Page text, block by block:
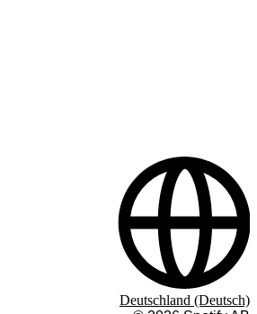
Deutschland (Deutsch)